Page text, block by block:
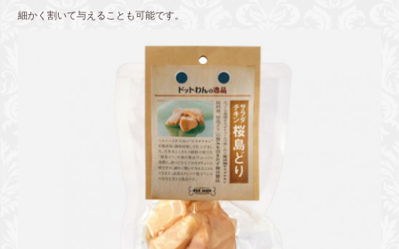
細かく割いて与えることも可能です。